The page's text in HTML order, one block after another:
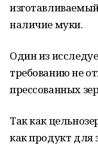
наличие муки.
Один из
требованию не
прессованных
Так как
как продукт для